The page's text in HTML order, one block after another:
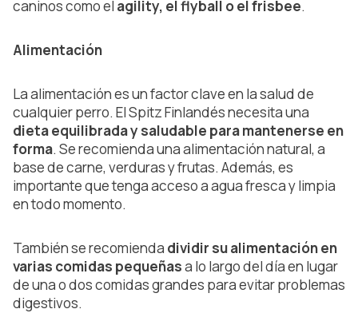
caninos como el agility, el flyball o el frisbee.
Alimentación
La alimentación es un factor clave en la salud de
cualquier perro. El Spitz Finlandés necesita una
dieta equilibrada y saludable para mantenerse en
forma. Se recomienda una alimentación natural, a
base de carne, verduras y frutas. Además, es
importante que tenga acceso a agua fresca y limpia
en todo momento.
También se recomienda dividir su alimentación en
varias comidas pequeñasa lo largo del día en lugar
de una o dos comidas grandes para evitar problemas
digestivos.